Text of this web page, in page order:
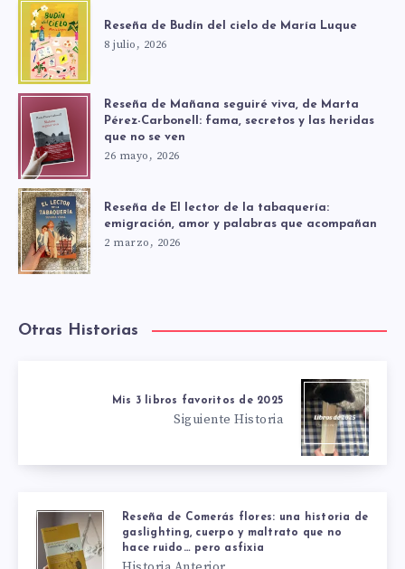
Reseña de Budín del cielo de María Luque
8 julio, 2026
Reseña de Mañana seguiré viva, de Marta
Pérez-Carbonell: fama, secretos y las heridas
que no se ven
26 mayo, 2026
Reseña de El lector de la tabaquería:
emigración, amor y palabras que acompañan
2 marzo, 2026
Otras Historias
Mis 3 libros favoritos de 2025
Siguiente Historia
Reseña de Comerás flores: una historia de
gaslighting, cuerpo y maltrato que no
hace ruido… pero asfixia